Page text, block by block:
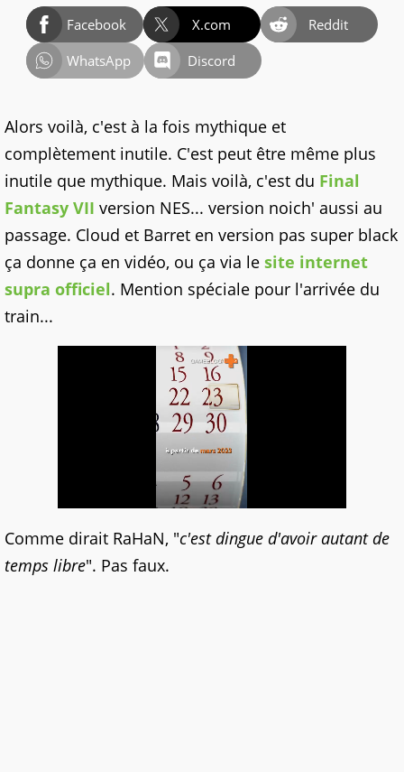
Facebook X.com
Reddit
WhatsApp
Discord
Alors voilà, c'est à la fois mythique et
complètement inutile. C'est peut être même plus
inutile que mythique. Mais voilà, c'est du Final
Fantasy VII version NES... version noich' aussi au
passage. Cloud et Barret en version pas super black
ça donne ça en vidéo, ou ça via le site internet
supra officiel. Mention spéciale pour l'arrivée du
train...
Comme dirait RaHaN, "c'est dingue d'avoir autant de
temps libre". Pas faux.